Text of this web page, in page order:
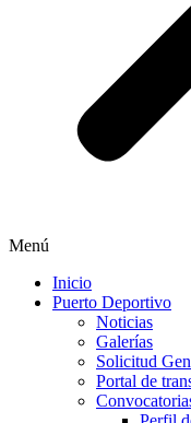
Menú
Inicio
Puerto Deportivo
Noticias
Galerías
Solicitud
Portal de